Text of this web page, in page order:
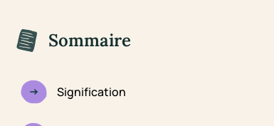
Sommaire
Signification